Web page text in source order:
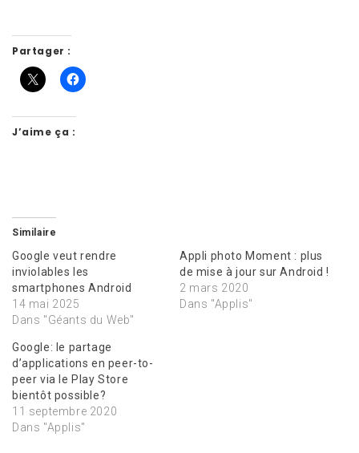
Partager :
J’aime ça :
Similaire
Google veut rendre
inviolables les
smartphones Android
14 mai 2025
Dans "Géants du Web"
Appli photo Moment : plus
de mise à jour sur Android !
2 mars 2020
Dans "Applis"
Google: le partage
d’applications en peer-to-
peer via le Play Store
bientôt possible?
11 septembre 2020
Dans "Applis"